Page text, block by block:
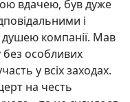
вдачею, був дуже
і
душею компанії. Мав
без особливих
у всіх заходах.
на честь